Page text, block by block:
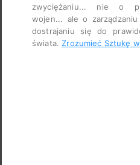
zwyciężaniu... nie o
wojen... ale o zarządzaniu
dostrajaniu się do
świata.Zrozumieć Sztukę